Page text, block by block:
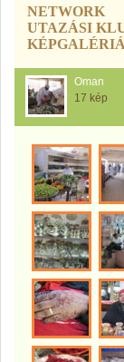
NETWORK
UTAZÁSI
Oman
17 kép